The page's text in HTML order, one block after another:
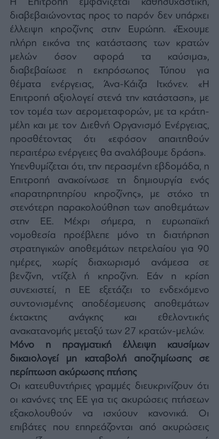
Monocle
Media
Lab
Εγγραφείτε
στο
Newsletter
mononews.gr
By
submitting
your
you
agree
our
Terms
and
Privacy
Notice.
You
can
opt
at
time.
This
site
is
by
and
the
Google
Privacy
and
Terms
of
Service
διαβεβαιώνοντας προς το παρόν δεν υπάρχει
έλλειψη κηροζίνης στην Ευρώπη. «Έχουμε
πλήρη εικόνα της κατάστασης των κρατών
μελών όσον αφορά τα καύσιμα»,
διαβεβαίωσε η εκπρόσωπος Τύπου για
θέματα ενέργειας, Άνα-Κάιζα Ιτκόνεν. «Η
Επιτροπή αξιολογεί στενά την κατάσταση», με
τον τομέα των αερομεταφορών, με τα κράτη-
μέλη και με τον Διεθνή Οργανισμό Ενέργειας,
προσθέτοντας ότι «εφόσον απαιτηθούν
περαιτέρω ενέργειες θα αναλάβουμε δράση».
Υπενθυμίζεται ότι, την περασμένη εβδομάδα, η
Επιτροπή ανακοίνωσε τη δημιουργία ενός
«παρατηρητηρίου κηροζίνης», με στόχο τη
στενότερη παρακολούθηση των αποθεμάτων
στην ΕΕ. Μέχρι σήμερα, η ευρωπαϊκή
νομοθεσία προέβλεπε μόνο τη διατήρηση
στρατηγικών αποθεμάτων πετρελαίου για 90
ημέρες, χωρίς διαχωρισμό ανάμεσα σε
βενζίνη, ντίζελ ή κηροζίνη. Εάν η κρίση
συνεχιστεί, η ΕΕ εξετάζει το ενδεχόμενο
συντονισμένης αποδέσμευσης αποθεμάτων
έκτακτης ανάγκης και εθελοντικής
ανακατανομής μεταξύ των 27 κρατών-μελών.
Μόνο η πραγματική έλλειψη καυσίμων
δικαιολογεί μη καταβολή αποζημίωσης σε
περίπτωση ακύρωσης πτήσης
Οι κατευθυντήριες γραμμές διευκρινίζουν ότι
οι κανόνες της ΕΕ για τις ακυρώσεις πτήσεων
εξακολουθούν να ισχύουν κανονικά. Οι
επιβάτες που επηρεάζονται από ακυρώσεις